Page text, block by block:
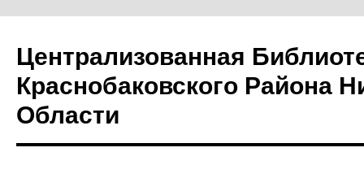
Централизованная
Краснобаковского Района
Области